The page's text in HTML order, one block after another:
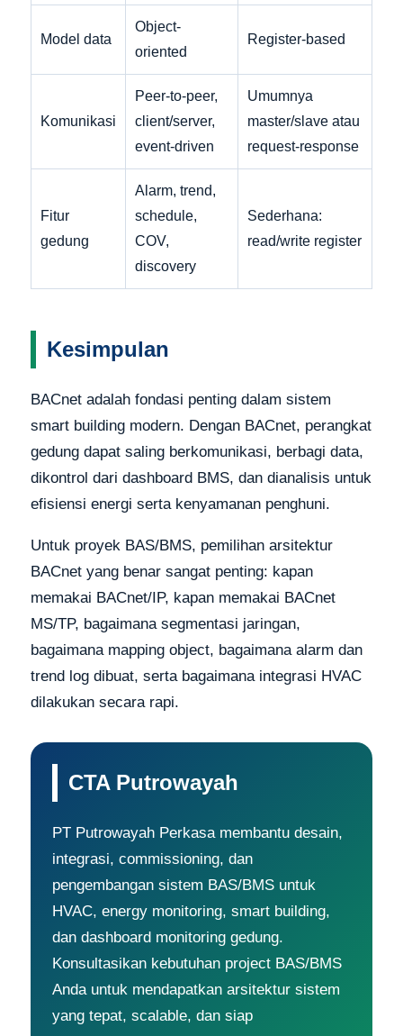
Model data
Object-
oriented
Register-based
Komunikasi
Peer-to-peer,
client/server,
event-driven
Umumnya
master/slave atau
request-response
Fitur
gedung
Alarm, trend,
schedule,
COV,
discovery
Sederhana:
read/write register
Kesimpulan
BACnet adalah fondasi penting dalam sistem
smart building modern. Dengan BACnet, perangkat
gedung dapat saling berkomunikasi, berbagi data,
dikontrol dari dashboard BMS, dan dianalisis untuk
efisiensi energi serta kenyamanan penghuni.
Untuk proyek BAS/BMS, pemilihan arsitektur
BACnet yang benar sangat penting: kapan
memakai BACnet/IP, kapan memakai BACnet
MS/TP, bagaimana segmentasi jaringan,
bagaimana mapping object, bagaimana alarm dan
trend log dibuat, serta bagaimana integrasi HVAC
dilakukan secara rapi.
CTA Putrowayah
PT Putrowayah Perkasa membantu desain,
integrasi, commissioning, dan
pengembangan sistem BAS/BMS untuk
HVAC, energy monitoring, smart building,
dan dashboard monitoring gedung.
Konsultasikan kebutuhan project BAS/BMS
Anda untuk mendapatkan arsitektur sistem
yang tepat, scalable, dan siap